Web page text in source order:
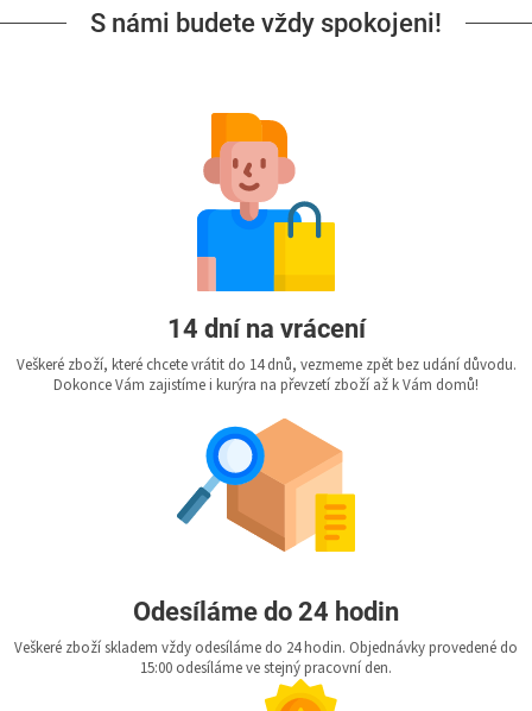
S námi budete vždy spokojeni!
14 dní na vrácení
Veškeré zboží, které chcete vrátit do 14 dnů, vezmeme zpět bez udání důvodu.
Dokonce Vám zajistíme i kurýra na převzetí zboží až k Vám domů!
Odesíláme do 24 hodin
Veškeré zboží skladem vždy odesíláme do 24 hodin. Objednávky provedené do
15:00 odesíláme ve stejný pracovní den.